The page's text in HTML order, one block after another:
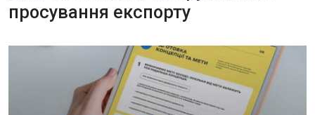
просування експорту